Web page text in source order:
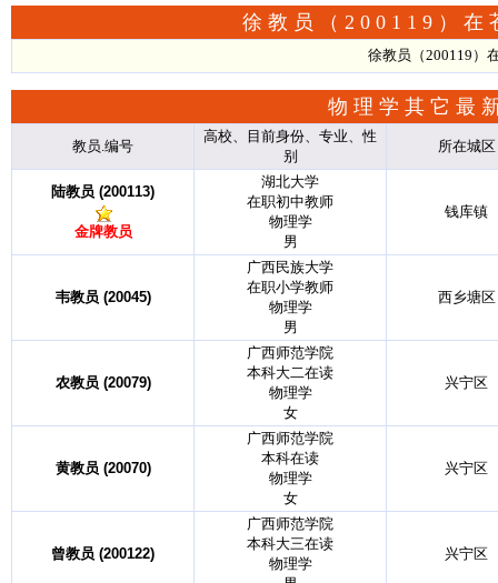
徐教员（200119）在
徐教员（200119）
物理学其它最
教员.编号
高校、目前身份、专业、性
别
所在城区
陆教员 (200113)
金牌教员
湖北大学
在职初中教师
物理学
男
钱库镇
韦教员 (20045)
广西民族大学
在职小学教师
物理学
男
西乡塘区
农教员 (20079)
广西师范学院
本科大二在读
物理学
女
兴宁区
黄教员 (20070)
广西师范学院
本科在读
物理学
女
兴宁区
曾教员 (200122)
广西师范学院
本科大三在读
物理学
兴宁区